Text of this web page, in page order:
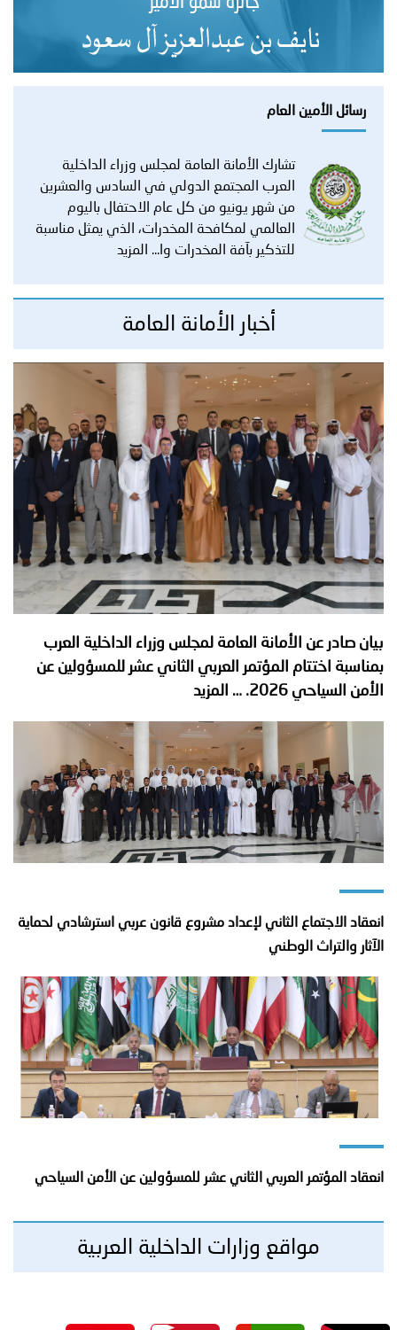
رسائل الأمين العام
تشارك الأمانة العامة لمجلس وزراء الداخلية
العرب المجتمع الدولي في السادس والعشرين
من شهر يونيو من كل عام الاحتفال باليوم
العالمي لمكافحة المخدرات، الذي يمثل مناسبة
للتذكير بآفة المخدرات وا...
المزيد
أخبار الأمانة العامة
بيان صادر عن الأمانة العامة لمجلس وزراء الداخلية العرب
بمناسبة اختتام المؤتمر العربي الثاني عشر للمسؤولين عن
الأمن السياحي 2026.
… المزيد
انعقاد الاجتماع الثاني لإعداد مشروع قانون عربي استرشادي لحماية
الآثار والتراث الوطني
انعقاد المؤتمر العربي الثاني عشر للمسؤولين عن الأمن السياحي
مواقع وزارات الداخلية العربية